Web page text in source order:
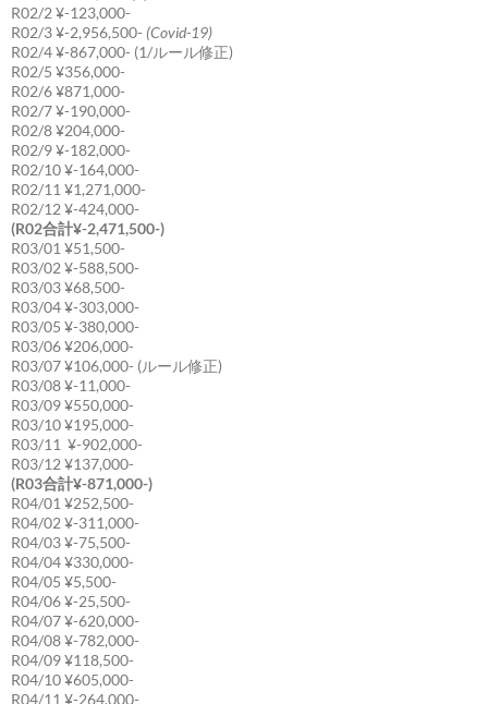
R02/2 ¥-123,000-
R02/3 ¥-2,956,500- (Covid-19)
R02/4 ¥-867,000- (1/ルール修正)
R02/5 ¥356,000-
R02/6 ¥871,000-
R02/7 ¥-190,000-
R02/8 ¥204,000-
R02/9 ¥-182,000-
R02/10 ¥-164,000-
R02/11 ¥1,271,000-
R02/12 ¥-424,000-
(R02合計¥-2,471,500-)
R03/01 ¥51,500-
R03/02 ¥-588,500-
R03/03 ¥68,500-
R03/04 ¥-303,000-
R03/05 ¥-380,000-
R03/06 ¥206,000-
R03/07 ¥106,000- (ルール修正)
R03/08 ¥-11,000-
R03/09 ¥550,000-
R03/10 ¥195,000-
R03/11 ¥-902,000-
R03/12 ¥137,000-
(R03合計¥-871,000-)
R04/01 ¥252,500-
R04/02 ¥-311,000-
R04/03 ¥-75,500-
R04/04 ¥330,000-
R04/05 ¥5,500-
R04/06 ¥-25,500-
R04/07 ¥-620,000-
R04/08 ¥-782,000-
R04/09 ¥118,500-
R04/10 ¥605,000-
R04/11 ¥-264,000-